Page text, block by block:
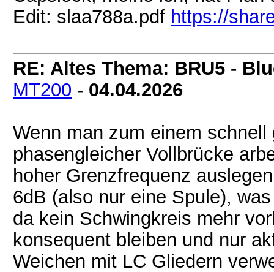
Edit: slaa788a.pdf https://
RE: Altes Thema: BRU5 -
MT200 - 04.04.2026
Wenn man zum einem
phasengleicher Vollbrücke
hoher Grenzfrequenz
6dB (also nur eine Spule),
da kein Schwingkreis mehr
konsequent bleiben und nur
Weichen mit LC Gliedern